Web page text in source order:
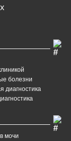
болезни
диагностика
мочи